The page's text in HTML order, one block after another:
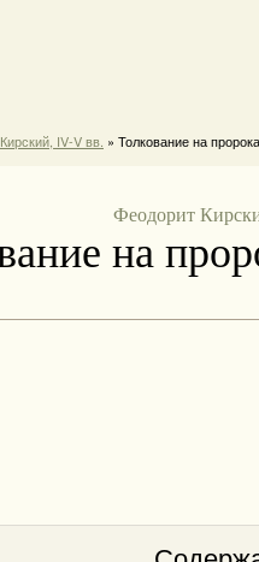
IV-V вв. » Толкование на
Феодорит
на